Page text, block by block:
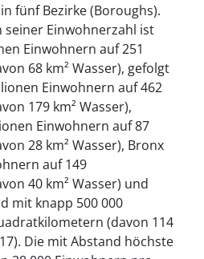
fünf Bezirke (Boroughs).
Einwohnerzahl ist
Einwohnern auf 251
68 km² Wasser), gefolgt
Einwohnern auf 462
179 km² Wasser),
Einwohnern auf 87
28 km² Wasser), Bronx
auf 149
40 km² Wasser) und
mit knapp 500 000
(davon 114
Die mit Abstand höchste